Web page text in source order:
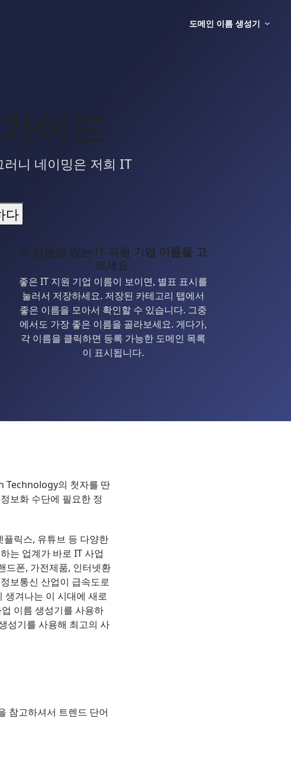
도메인 이름 생성기
이드
니 네이밍은 저희 IT
다
3. 전문성 있는 IT 지원 기업 이름을 고
르세요.
좋은 IT 지원 기업 이름이 보이면, 별표 표시를
눌러서 저장하세요. 저장된 카테고리 탭에서
좋은 이름을 모아서 확인할 수 있습니다. 그중
에서도 가장 좋은 이름을 골라보세요. 게다가,
각 이름을 클릭하면 등록 가능한 도메인 목록
이 표시됩니다.
Technology의 첫자를 딴
보화 수단에 필요한 정
플릭스, 유튜브 등 다양한
는 업계가 바로 IT 사업
드폰, 가전제품, 인터넷환
보통신 산업이 급속도로
생겨나는 이 시대에 새로
이름 생성기를 사용하
성기를 사용해 최고의 사
참고하셔서 트렌드 단어